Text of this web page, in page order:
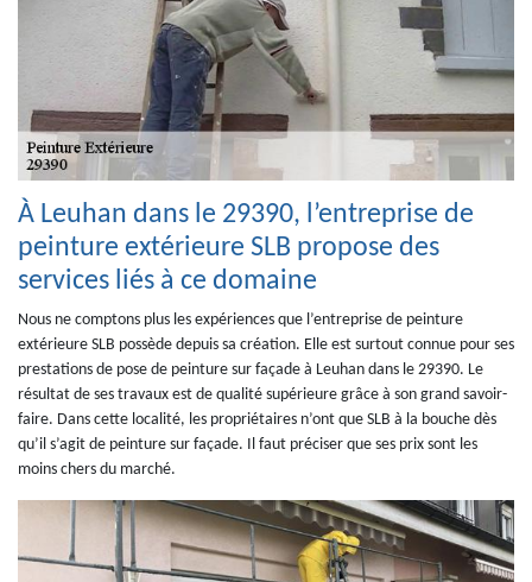
À Leuhan dans le 29390, l’entreprise de
peinture extérieure SLB propose des
services liés à ce domaine
Nous ne comptons plus les expériences que l’entreprise de peinture
extérieure SLB possède depuis sa création. Elle est surtout connue pour ses
prestations de pose de peinture sur façade à Leuhan dans le 29390. Le
résultat de ses travaux est de qualité supérieure grâce à son grand savoir-
faire. Dans cette localité, les propriétaires n’ont que SLB à la bouche dès
qu’il s’agit de peinture sur façade. Il faut préciser que ses prix sont les
moins chers du marché.